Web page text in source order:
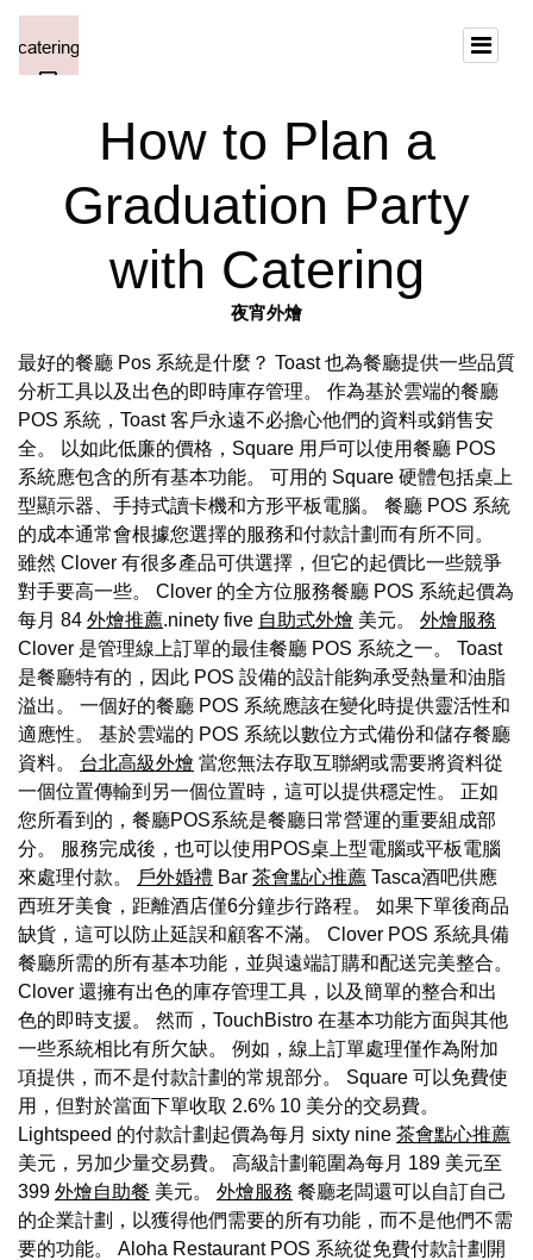
How to Plan a
Graduation Party
with Catering
夜宵外燴
最好的餐廳 Pos 系統是什麼？ Toast 也為餐廳提供一些品質
分析工具以及出色的即時庫存管理。 作為基於雲端的餐廳
POS 系統，Toast 客戶永遠不必擔心他們的資料或銷售安
全。 以如此低廉的價格，Square 用戶可以使用餐廳 POS
系統應包含的所有基本功能。 可用的 Square 硬體包括桌上
型顯示器、手持式讀卡機和方形平板電腦。 餐廳 POS 系統
的成本通常會根據您選擇的服務和付款計劃而有所不同。
雖然 Clover 有很多產品可供選擇，但它的起價比一些競爭
對手要高一些。 Clover 的全方位服務餐廳 POS 系統起價為
每月 84 外燴推薦.ninety five 自助式外燴 美元。 外燴服務
Clover 是管理線上訂單的最佳餐廳 POS 系統之一。 Toast
是餐廳特有的，因此 POS 設備的設計能夠承受熱量和油脂
溢出。 一個好的餐廳 POS 系統應該在變化時提供靈活性和
適應性。 基於雲端的 POS 系統以數位方式備份和儲存餐廳
資料。 台北高級外燴 當您無法存取互聯網或需要將資料從
一個位置傳輸到另一個位置時，這可以提供穩定性。 正如
您所看到的，餐廳POS系統是餐廳日常營運的重要組成部
分。 服務完成後，也可以使用POS桌上型電腦或平板電腦
來處理付款。
戶外婚禮 Bar 茶會點心推薦 Tasca酒吧供應
西班牙美食，距離酒店僅6分鐘步行路程。 如果下單後商品
缺貨，這可以防止延誤和顧客不滿。 Clover POS 系統具備
餐廳所需的所有基本功能，並與遠端訂購和配送完美整合。
Clover 還擁有出色的庫存管理工具，以及簡單的整合和出
色的即時支援。 然而，TouchBistro 在基本功能方面與其他
一些系統相比有所欠缺。 例如，線上訂單處理僅作為附加
項提供，而不是付款計劃的常規部分。 Square 可以免費使
用，但對於當面下單收取 2.6% 10 美分的交易費。
Lightspeed 的付款計劃起價為每月 sixty nine 茶會點心推薦
美元，另加少量交易費。 高級計劃範圍為每月 189 美元至
399 外燴自助餐 美元。 外燴服務 餐廳老闆還可以自訂自己
的企業計劃，以獲得他們需要的所有功能，而不是他們不需
要的功能。 Aloha Restaurant POS 系統從免費付款計劃開